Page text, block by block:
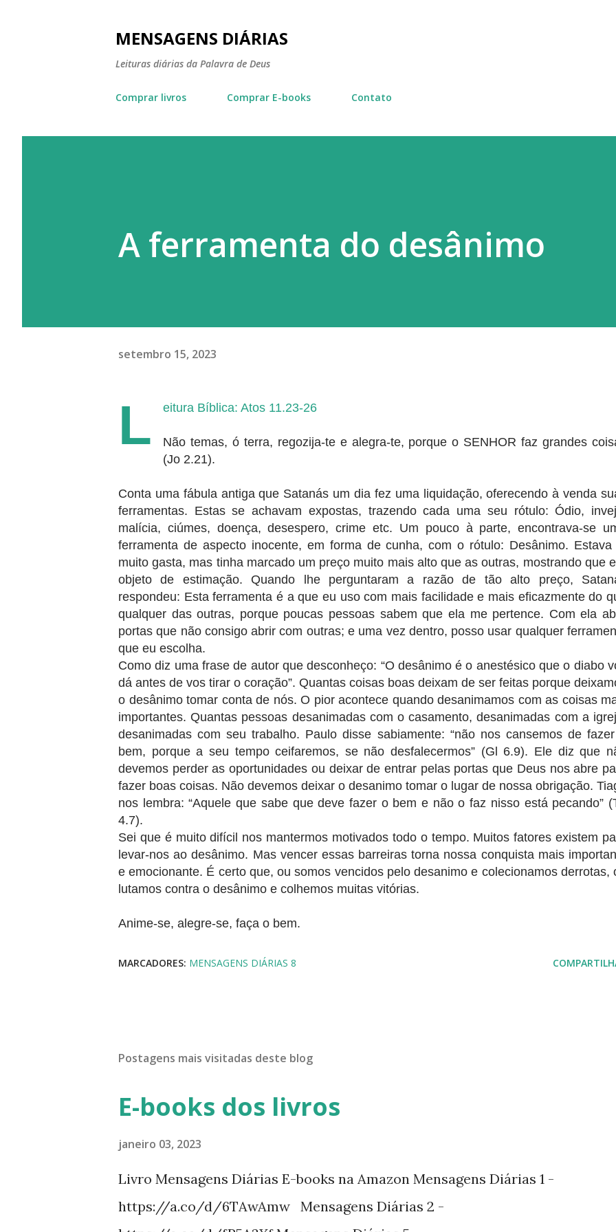
MENSAGENS DIÁRIAS
Leituras diárias da Palavra de Deus
Comprar livros Comprar E-books Contato
A ferramenta do desânimo
setembro 15, 2023
L eitura Bíblica: Atos 11.23-26
Não temas, ó terra, regozija-te e alegra-te, porque o SENHOR faz grandes
(Jo 2.21).
Conta uma fábula antiga que Satanás um dia fez uma liquidação, oferecendo à venda
ferramentas. Estas se achavam expostas, trazendo cada uma seu rótulo: Ódio,
malícia, ciúmes, doença, desespero, crime etc. Um pouco à parte, encontrava-se
ferramenta de aspecto inocente, em forma de cunha, com o rótulo: Desânimo. Estava
muito gasta, mas tinha marcado um preço muito mais alto que as outras, mostrando que
objeto de estimação. Quando lhe perguntaram a razão de tão alto preço,
respondeu: Esta ferramenta é a que eu uso com mais facilidade e mais eficazmente do
qualquer das outras, porque poucas pessoas sabem que ela me pertence. Com ela
portas que não consigo abrir com outras; e uma vez dentro, posso usar qualquer
que eu escolha.
Como diz uma frase de autor que desconheço: “O desânimo é o anestésico que o diabo
dá antes de vos tirar o coração”. Quantas coisas boas deixam de ser feitas porque
o desânimo tomar conta de nós. O pior acontece quando desanimamos com as coisas
importantes. Quantas pessoas desanimadas com o casamento, desanimadas com a
desanimadas com seu trabalho. Paulo disse sabiamente: “não nos cansemos de
bem, porque a seu tempo ceifaremos, se não desfalecermos” (Gl 6.9). Ele diz que
devemos perder as oportunidades ou deixar de entrar pelas portas que Deus nos abre
fazer boas coisas. Não devemos deixar o desanimo tomar o lugar de nossa obrigação.
nos lembra: “Aquele que sabe que deve fazer o bem e não o faz nisso está pecando”
4.7).
Sei que é muito difícil nos mantermos motivados todo o tempo. Muitos fatores existem
levar-nos ao desânimo. Mas vencer essas barreiras torna nossa conquista mais
e emocionante. É certo que, ou somos vencidos pelo desanimo e colecionamos derrotas,
lutamos contra o desânimo e colhemos muitas vitórias.
Anime-se, alegre-se, faça o bem.
MARCADORES: MENSAGENS DIÁRIAS 8
Postagens mais visitadas deste blog
E-books dos livros
janeiro 03, 2023
Livro Mensagens Diárias E-books na Amazon Mensagens Diárias 1 -
https://a.co/d/6TAwAmw Mensagens Diárias 2 -